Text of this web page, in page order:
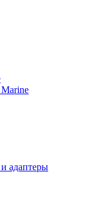
адаптеры